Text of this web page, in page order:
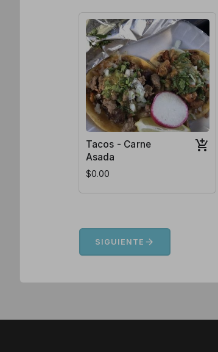
Tacos - Carne
Asada
$0.00
SIGUIENTE arrow_forward